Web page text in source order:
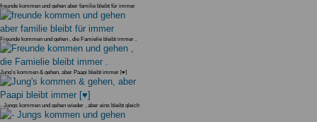
freunde kommen und gehen aber familie bleibt für immer
Freunde kommen und gehen , die Famielie bleibt immer .
Jung's kommen & gehen, aber Paapi bleibt immer [♥]
- Jungs kommen und gehen wieder , aber eins bleibt gleich
, sie haben di